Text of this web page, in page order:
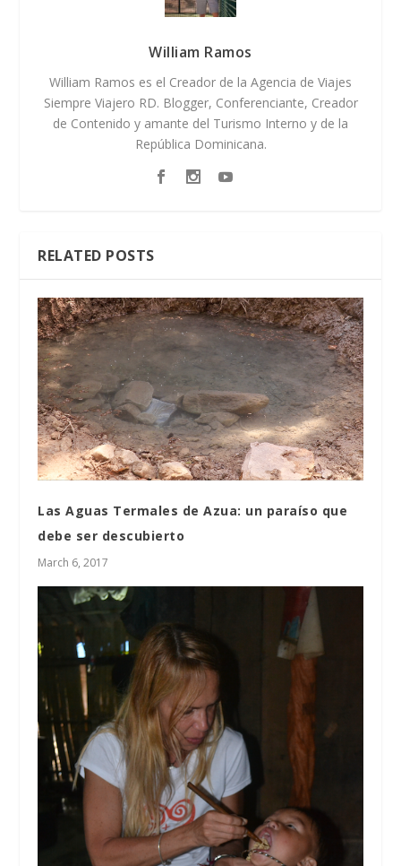
William Ramos
William Ramos es el Creador de la Agencia de Viajes
Siempre Viajero RD. Blogger, Conferenciante, Creador
de Contenido y amante del Turismo Interno y de la
República Dominicana.
RELATED POSTS
Las Aguas Termales de Azua: un paraíso que
debe ser descubierto
March 6, 2017